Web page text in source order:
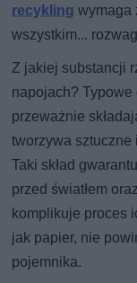
recykling wymaga
wszystkim...
Z jakiej substancji
napojach?
przeważnie
tworzywa sztuczne
Taki skład
przed światłem
komplikuje proces
jak papier, nie
pojemnika.